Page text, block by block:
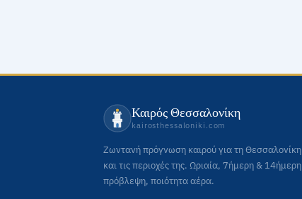
Καιρός Θεσσαλονίκη
kairosthessaloniki.com
Ζωντανή πρόγνωση καιρού για τη Θεσσαλονίκη
και τις περιοχές της. Ωριαία, 7ήμερη & 14ήμερη
πρόβλεψη, ποιότητα αέρα.